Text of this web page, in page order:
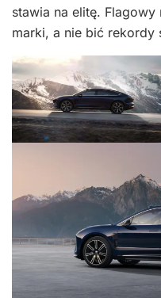
stawia na elitę.
marki, a nie bić rekordy